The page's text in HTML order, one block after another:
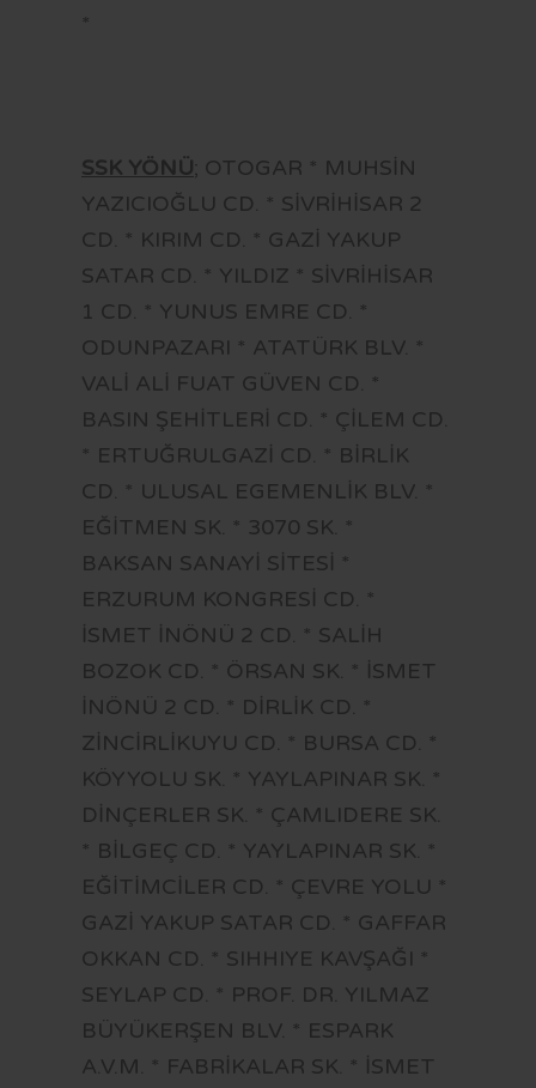
*
SSK YÖNÜ; OTOGAR * MUHSİN
YAZICIOĞLU CD. * SİVRİHİSAR 2
CD. * KIRIM CD. * GAZİ YAKUP
SATAR CD. * YILDIZ * SİVRİHİSAR
1 CD. * YUNUS EMRE CD. *
ODUNPAZARI * ATATÜRK BLV. *
VALİ ALİ FUAT GÜVEN CD. *
BASIN ŞEHİTLERİ CD. * ÇİLEM CD.
* ERTUĞRULGAZİ CD. * BİRLİK
CD. * ULUSAL EGEMENLİK BLV. *
EĞİTMEN SK. * 3070 SK. *
BAKSAN SANAYİ SİTESİ *
ERZURUM KONGRESİ CD. *
İSMET İNÖNÜ 2 CD. * SALİH
BOZOK CD. * ÖRSAN SK. * İSMET
İNÖNÜ 2 CD. * DİRLİK CD. *
ZİNCİRLİKUYU CD. * BURSA CD. *
KÖYYOLU SK. * YAYLAPINAR SK. *
DİNÇERLER SK. * ÇAMLIDERE SK.
* BİLGEÇ CD. * YAYLAPINAR SK. *
EĞİTİMCİLER CD. * ÇEVRE YOLU *
GAZİ YAKUP SATAR CD. * GAFFAR
OKKAN CD. * SIHHIYE KAVŞAĞI *
SEYLAP CD. * PROF. DR. YILMAZ
BÜYÜKERŞEN BLV. * ESPARK
A.V.M. * FABRİKALAR SK. * İSMET